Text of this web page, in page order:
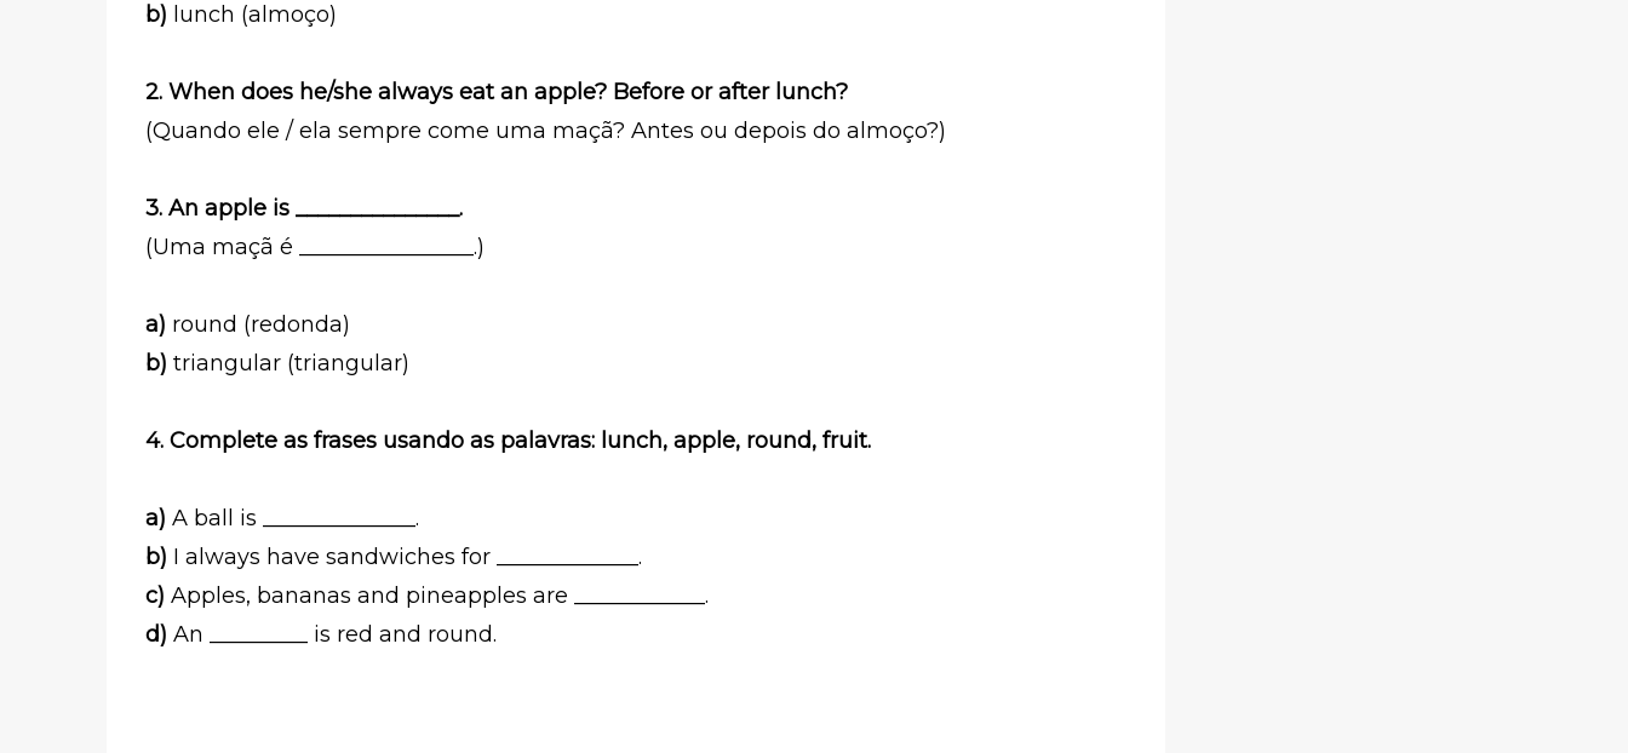
b) lunch (almoço)
2. When does he/she always eat an apple? Before or after lunch?
(Quando ele / ela sempre come uma maçã? Antes ou depois do almoço?)
3. An apple is _______________.
(Uma maçã é ________________.)
a) round (redonda)
b) triangular (triangular)
4. Complete as frases usando as palavras: lunch, apple, round, fruit.
a) A ball is ______________.
b) I always have sandwiches for _____________.
c) Apples, bananas and pineapples are ____________.
d) An _________ is red and round.